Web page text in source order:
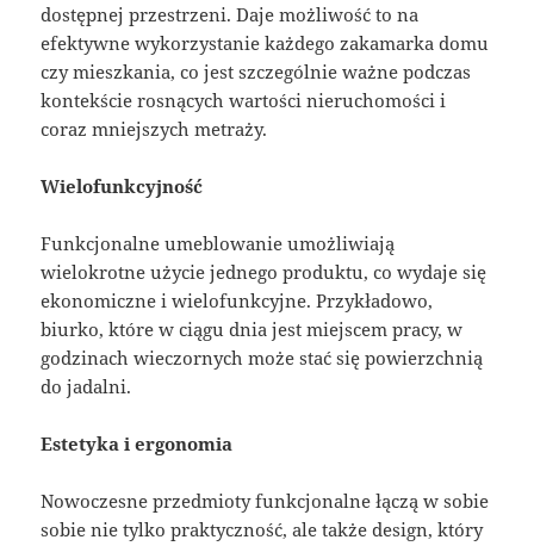
dostępnej przestrzeni. Daje możliwość to na
efektywne wykorzystanie każdego zakamarka domu
czy mieszkania, co jest szczególnie ważne podczas
kontekście rosnących wartości nieruchomości i
coraz mniejszych metraży.
Wielofunkcyjność
Funkcjonalne umeblowanie umożliwiają
wielokrotne użycie jednego produktu, co wydaje się
ekonomiczne i wielofunkcyjne. Przykładowo,
biurko, które w ciągu dnia jest miejscem pracy, w
godzinach wieczornych może stać się powierzchnią
do jadalni.
Estetyka i ergonomia
Nowoczesne przedmioty funkcjonalne łączą w sobie
sobie nie tylko praktyczność, ale także design, który